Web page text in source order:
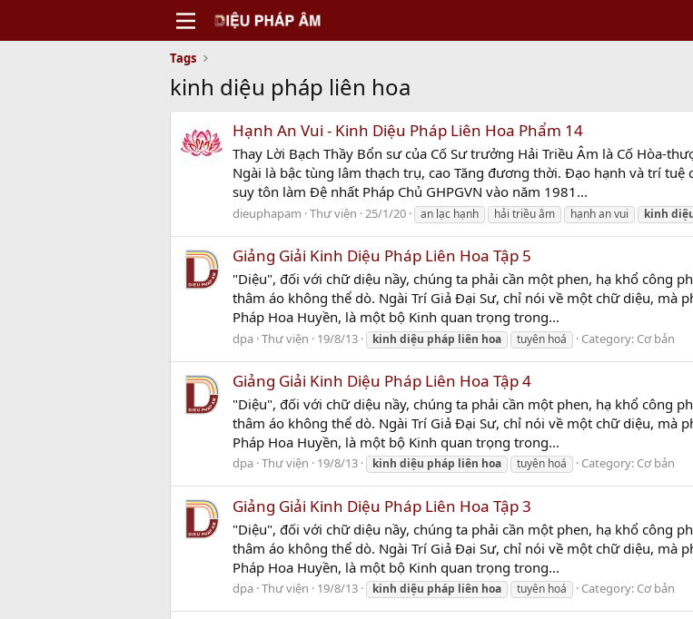
Tags
kinh diệu pháp liên hoa
Hạnh An Vui - Kinh Diệu Pháp Liên Hoa Phẩm 14
Thay Lời Bạch Thầy Bổn sư của Cố Sư trưởng Hải Triều Âm là Cố Hòa-
Ngài là bậc tùng lâm thạch trụ, cao Tăng đương thời. Đạo hạnh và trí
suy tôn làm Đệ nhất Pháp Chủ GHPGVN vào năm 1981...
dieuphapam Thư viện 25/1/20 an lạc hạnh hải triều âm hạnh an vui kinh
Giảng Giải Kinh Diệu Pháp Liên Hoa Tập 5
"Diệu", đối với chữ diệu nầy, chúng ta phải cần một phen, hạ khổ công
thâm áo không thể dò. Ngài Trí Giả Ðại Sư, chỉ nói về một chữ diệu, mà
Pháp Hoa Huyền, là một bộ Kinh quan trọng trong...
dpa Thư viện 19/8/13 kinh diệu pháp liên hoa tuyên hoá Category: Cơ bản
Giảng Giải Kinh Diệu Pháp Liên Hoa Tập 4
"Diệu", đối với chữ diệu nầy, chúng ta phải cần một phen, hạ khổ công
thâm áo không thể dò. Ngài Trí Giả Ðại Sư, chỉ nói về một chữ diệu, mà
Pháp Hoa Huyền, là một bộ Kinh quan trọng trong...
dpa Thư viện 19/8/13 kinh diệu pháp liên hoa tuyên hoá Category: Cơ bản
Giảng Giải Kinh Diệu Pháp Liên Hoa Tập 3
"Diệu", đối với chữ diệu nầy, chúng ta phải cần một phen, hạ khổ công
thâm áo không thể dò. Ngài Trí Giả Ðại Sư, chỉ nói về một chữ diệu, mà
Pháp Hoa Huyền, là một bộ Kinh quan trọng trong...
dpa Thư viện 19/8/13 kinh diệu pháp liên hoa tuyên hoá Category: Cơ bản